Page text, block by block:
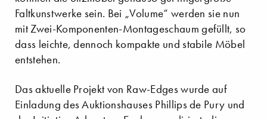
Faltkunstwerke sein. Bei „Volume“ werden sie nun
mit Zwei-Komponenten-Montageschaum gefüllt, so
dass leichte, dennoch kompakte und stabile Möbel
entstehen.
Das aktuelle Projekt von Raw-Edges wurde auf
Einladung des Auktionshauses Phillips de Pury und